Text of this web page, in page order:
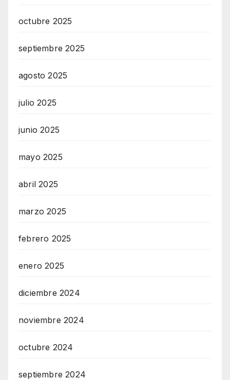
octubre 2025
septiembre 2025
agosto 2025
julio 2025
junio 2025
mayo 2025
abril 2025
marzo 2025
febrero 2025
enero 2025
diciembre 2024
noviembre 2024
octubre 2024
septiembre 2024